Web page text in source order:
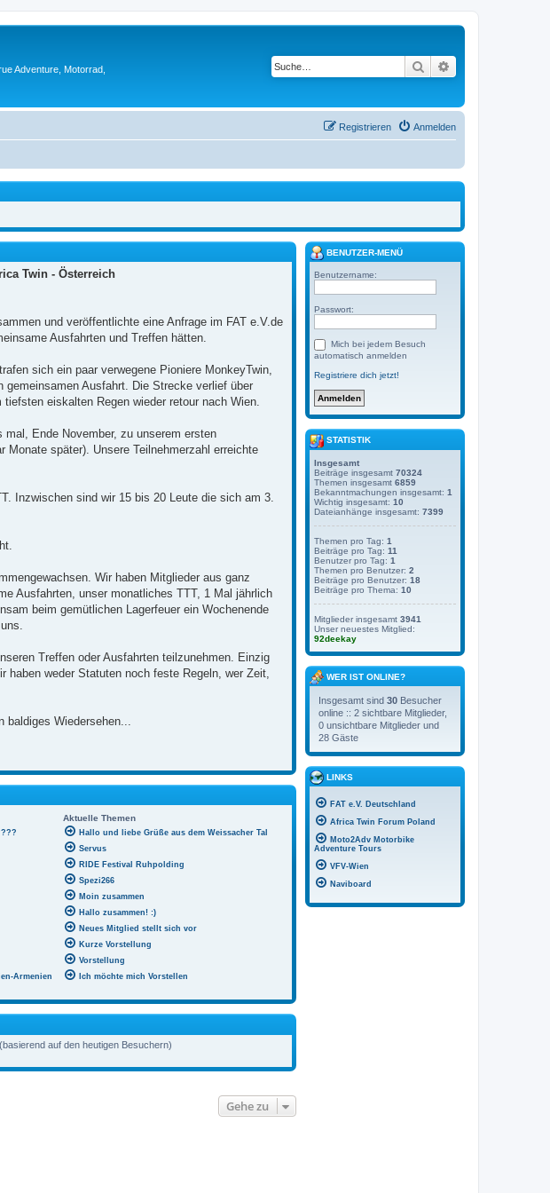
Adventure, Motorrad,
Suche
Anmelden
Registrieren
Twin - Österreich
und veröffentlichte eine Anfrage im FAT e.V.de
Ausfahrten und Treffen hätten.
sich ein paar verwegene Pioniere MonkeyTwin,
gemeinsamen Ausfahrt. Die Strecke verlief über
eiskalten Regen wieder retour nach Wien.
Ende November, zu unserem ersten
Monate später). Unsere Teilnehmerzahl erreichte
Inzwischen sind wir 15 bis 20 Leute die sich am 3.
Wir haben Mitglieder aus ganz
Ausfahrten, unser monatliches TTT, 1 Mal jährlich
beim gemütlichen Lagerfeuer ein Wochenende
Treffen oder Ausfahrten teilzunehmen. Einzig
haben weder Statuten noch feste Regeln, wer Zeit,
Wiedersehen...
Aktuelle Themen
Armenien
Hallo und liebe Grüße aus dem Weissacher Tal
Servus
RIDE Festival Ruhpolding
Spezi266
Moin zusammen
Hallo zusammen! :)
Neues Mitglied stellt sich vor
Kurze Vorstellung
Vorstellung
Ich möchte mich Vorstellen
auf den heutigen Besuchern)
Gehe zu
BENUTZER-MENÜ
Benutzername:
Passwort:
Mich bei jedem Besuch
automatisch anmelden
Registriere dich jetzt!
STATISTIK
Insgesamt
Beiträge insgesamt 70324
Themen insgesamt 6859
Bekanntmachungen insgesamt: 1
Wichtig insgesamt: 10
Dateianhänge insgesamt: 7399
Themen pro Tag: 1
Beiträge pro Tag: 11
Benutzer pro Tag: 1
Themen pro Benutzer: 2
Beiträge pro Benutzer: 18
Beiträge pro Thema: 10
Mitglieder insgesamt 3941
Unser neuestes Mitglied:
92deekay
WER IST ONLINE?
Insgesamt sind 30 Besucher
online :: 2 sichtbare Mitglieder,
0 unsichtbare Mitglieder und
28 Gäste
LINKS
FAT e.V. Deutschland
Africa Twin Forum Poland
Moto2Adv Motorbike
Adventure Tours
VFV-Wien
Naviboard